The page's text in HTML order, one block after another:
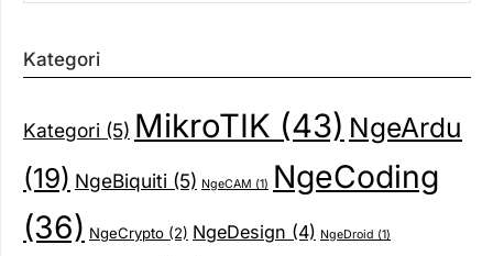
Kategori
Kategori (5) MikroTIK (43) NgeArdu
(19) NgeBiquiti (5) NgeCAM (1) NgeCoding
(36) NgeCrypto (2) NgeDesign (4) NgeDroid (1)